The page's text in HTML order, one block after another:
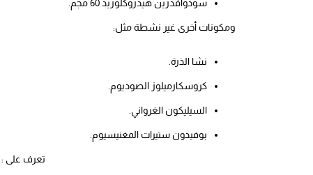
سودوافدرين هيدروكلوريد 60 مجم.
ومكونات أخرى غير نشطة مثل:
نشا الذرة.
كروسكارميلوز الصوديوم.
السيليكون الغرواني.
بوفيدون ستيرات المغنيسيوم.
تعرف على